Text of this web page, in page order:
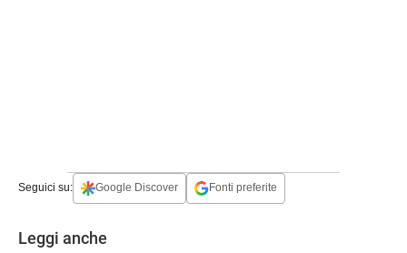
Seguici su: Google Discover Fonti preferite
Leggi anche